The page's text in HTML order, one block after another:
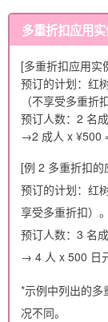
多重折扣应用实
[多重折扣应用实
预订的计划：红
（不享受多重折
预订人数：2 名
→2 成人 x ¥500
[例 2 多重折扣的
预订的计划：红
享受多重折扣）。
预订人数：3 名
→ 4 人 x 500 日
*示例中列出的多
况不同。